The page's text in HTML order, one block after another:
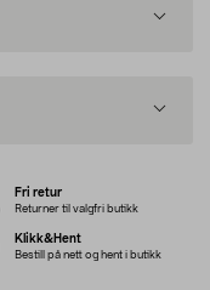
Fri retur
Returner til valgfri butikk
Klikk&Hent
Bestill på nett og hent i butikk